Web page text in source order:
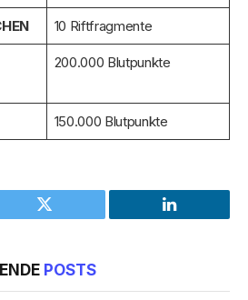
10 Riftfragmente
200.000 Blutpunkte
150.000 Blutpunkte
Twitter LinkedIn
POSTS